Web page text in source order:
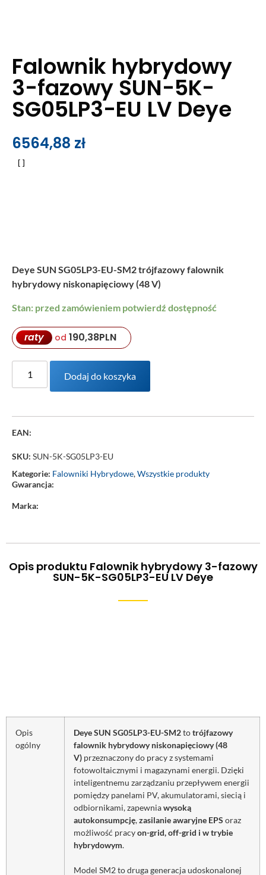
Falownik hybrydowy
3-fazowy SUN-5K-
SG05LP3-EU LV Deye
6564,88 zł
Deye SUN SG05LP3-EU-SM2trójfazowy falownik
hybrydowy niskonapięciowy (48 V)
Stan: przed zamówieniem potwierdź dostępność
raty od 190,38PLN
Dodaj do koszyka
EAN:
SKU: SUN-5K-SG05LP3-EU
Kategorie: Falowniki Hybrydowe,Wszystkie produkty
Gwarancja:
Marka:
Opis produktu Falownik hybrydowy 3-fazowy
SUN-5K-SG05LP3-EU LV Deye
Opis
ogólny
Deye SUN SG05LP3-EU-SM2totrójfazowy
falownik hybrydowy niskonapięciowy (48
V) przeznaczony do pracy z systemami
fotowoltaicznymi i magazynami energii. Dzięki
inteligentnemu zarządzaniu przepływem energii
pomiędzy panelami PV, akumulatorami, siecią i
odbiornikami, zapewniawysoką
autokonsumpcję,zasilanie awaryjne EPS oraz
możliwość pracyon-grid, off-grid i w trybie
hybrydowym.
Model SM2 to druga generacja udoskonalonej